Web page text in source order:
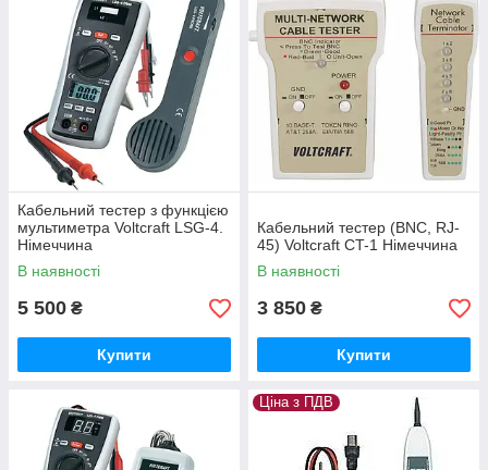
Кабельний тестер з функцією
мультиметра Voltcraft LSG-4.
Німеччина
В наявності
5 500 ₴
Купити
Кабельний тестер (BNC, RJ-
45) Voltcraft CT-1 Німеччина
В наявності
3 850 ₴
Купити
Ціна з ПДВ